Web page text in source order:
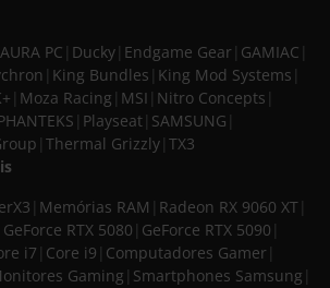
AURA PC Ducky Endgame Gear GAMIAC
King Bundles King Mod Systems
Moza Racing MSI Nitro Concepts
Playseat SAMSUNG
Thermal Grizzly TX3
Memórias RAM Radeon RX 9060 XT
GeForce RTX 5080 GeForce RTX 5090
i7 Core i9 Computadores Gamer
Gaming Smartphones Samsung